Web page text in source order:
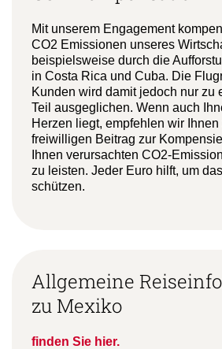
Mit unserem Engagement
CO2 Emissionen unseres
beispielsweise durch die
in Costa Rica und Cuba. Die
Kunden wird damit jedoch nur zu
Teil ausgeglichen. Wenn auch
Herzen liegt, empfehlen wir
freiwilligen Beitrag zur
Ihnen verursachten CO2-
zu leisten. Jeder Euro hilft, um
schützen.
Allgemeine
zu Mexiko
finden Sie hier.